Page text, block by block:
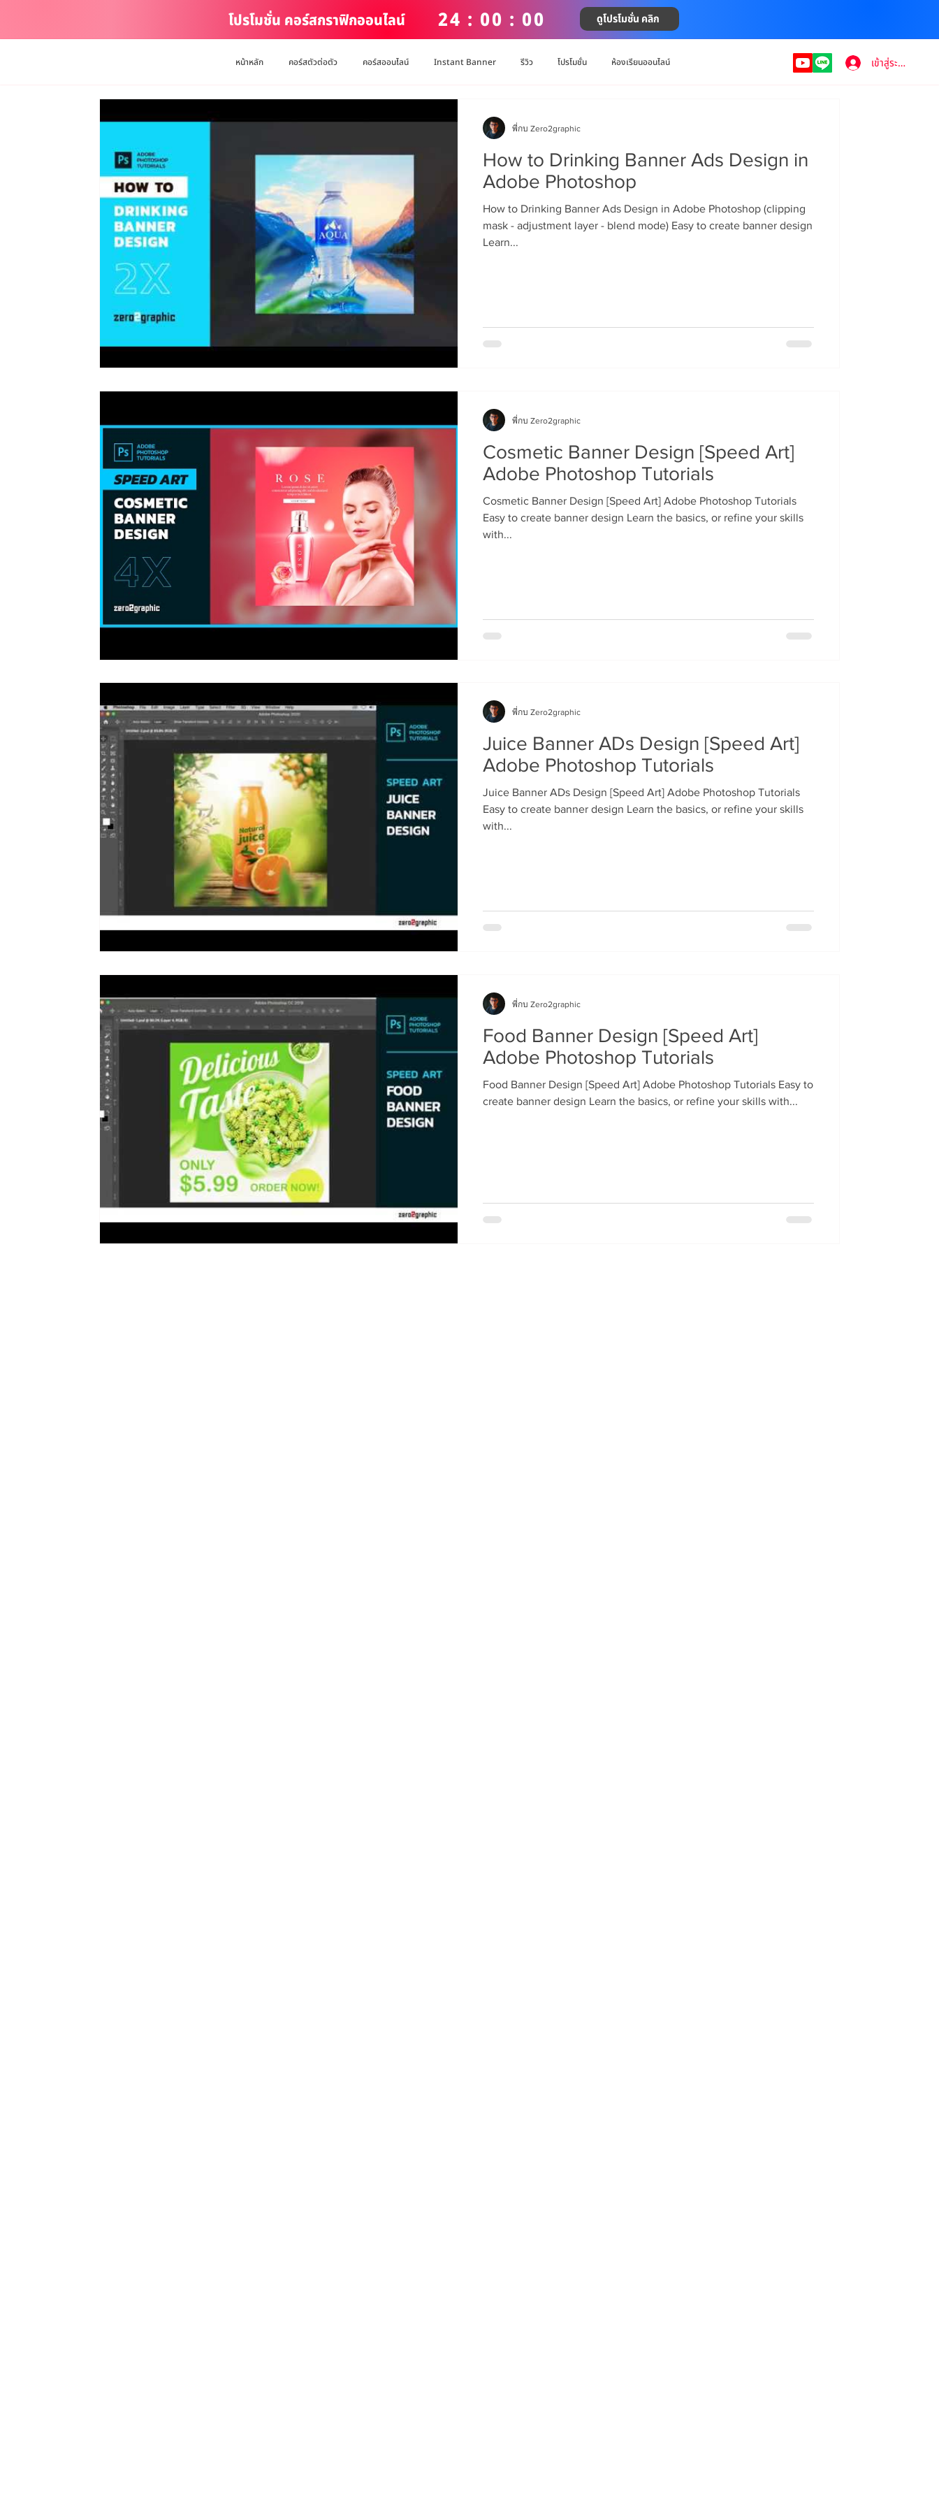
โปรโมชั่น คอร์สกราฟิกออนไลน์ 24 : 00 : 00 ดูโปรโมชั่น คลิก
หน้าหลัก คอร์สตัวต่อตัว คอร์สออนไลน์ Instant Banner รีวิว โปรโมชั่น ห้องเรียนออนไลน์ เข้าสู่ระบบ
How to Drinking Banner Ads Design in
Adobe Photoshop
How to Drinking Banner Ads Design in Adobe Photoshop (clipping
mask - adjustment layer - blend mode) Easy to create banner design
Learn...
พี่กบ Zero2graphic
Cosmetic Banner Design [Speed Art]
Adobe Photoshop Tutorials
Cosmetic Banner Design [Speed Art] Adobe Photoshop Tutorials
Easy to create banner design Learn the basics, or refine your skills
with...
พี่กบ Zero2graphic
Juice Banner ADs Design [Speed Art]
Adobe Photoshop Tutorials
Juice Banner ADs Design [Speed Art] Adobe Photoshop Tutorials
Easy to create banner design Learn the basics, or refine your skills
with...
พี่กบ Zero2graphic
Food Banner Design [Speed Art]
Adobe Photoshop Tutorials
Food Banner Design [Speed Art] Adobe Photoshop Tutorials Easy to
create banner design Learn the basics, or refine your skills with...
พี่กบ Zero2graphic